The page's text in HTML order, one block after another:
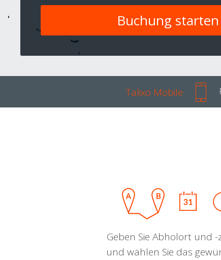
Talixo Mobile
Geben Sie Abholort und -
und wählen Sie das